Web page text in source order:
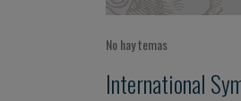
No hay temas
International